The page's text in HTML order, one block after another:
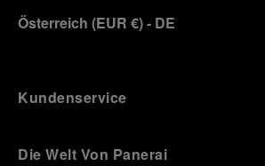
Österreich (EUR €)- DE
Kundenservice
Die Welt Von Panerai